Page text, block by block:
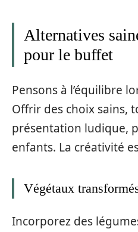
Alternatives
pour le buffet
Pensons à l’équilibre
Offrir des choix sains,
présentation ludique,
enfants. La créativité
Végétaux
Incorporez des